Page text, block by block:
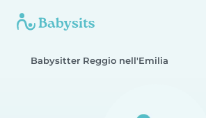
Babysitter Reggio nell'Emilia